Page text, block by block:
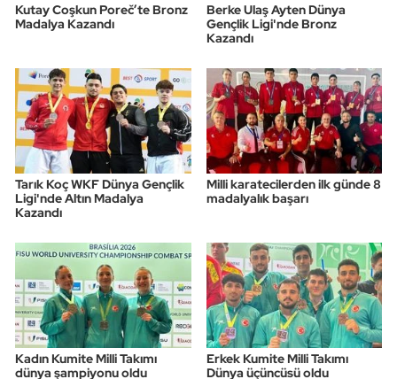
Kutay Coşkun Poreč’te Bronz
Madalya Kazandı
Berke Ulaş Ayten Dünya
Gençlik Ligi'nde Bronz
Kazandı
Tarık Koç WKF Dünya Gençlik
Ligi'nde Altın Madalya
Kazandı
Milli karatecilerden ilk günde 8
madalyalık başarı
Kadın Kumite Milli Takımı
dünya şampiyonu oldu
Erkek Kumite Milli Takımı
Dünya üçüncüsü oldu